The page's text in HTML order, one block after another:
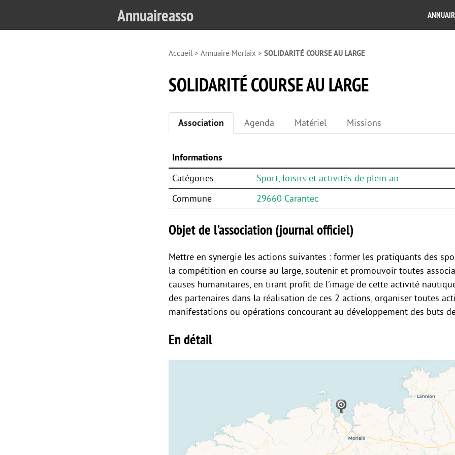
Annuaireasso
Accueil> Annuaire Morlaix > SOLIDARITÉ COURSE AU LARGE
SOLIDARITÉ COURSE AU LARGE
Association Agenda Matériel Missions
Informations
Catégories
Sport, loisirs et activités de plein air
Commune
29660 Carantec
Objet de l’association (journal officiel)
Mettre en synergie les actions suivantes : former les pratiquants des
la compétition en course au large, soutenir et promouvoir toutes
causes humanitaires, en tirant profit de l’image de cette activité
des partenaires dans la réalisation de ces 2 actions, organiser toutes
manifestations ou opérations concourant au développement des buts
En détail